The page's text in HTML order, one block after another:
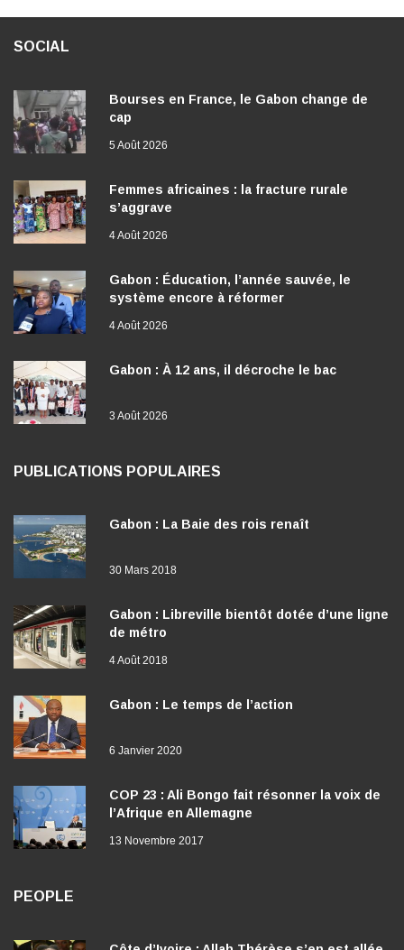
SOCIAL
Bourses en France, le Gabon change de
cap
5 Août 2026
Femmes africaines : la fracture rurale
s’aggrave
4 Août 2026
Gabon : Éducation, l’année sauvée, le
système encore à réformer
4 Août 2026
Gabon : À 12 ans, il décroche le bac
3 Août 2026
PUBLICATIONS POPULAIRES
Gabon : La Baie des rois renaît
30 Mars 2018
Gabon : Libreville bientôt dotée d’une ligne
de métro
4 Août 2018
Gabon : Le temps de l’action
6 Janvier 2020
COP 23 : Ali Bongo fait résonner la voix de
l’Afrique en Allemagne
13 Novembre 2017
PEOPLE